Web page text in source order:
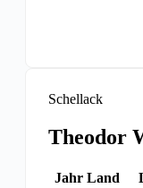
Schellack
Theodor
Jahr Land